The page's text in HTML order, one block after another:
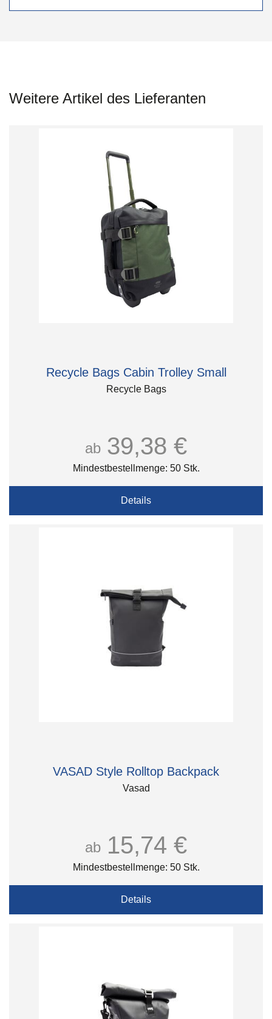
Weitere Artikel des Lieferanten
Recycle Bags Cabin Trolley Small
Recycle Bags
ab 39,38 €
Mindestbestellmenge: 50 Stk.
Details
VASAD Style Rolltop Backpack
Vasad
ab 15,74 €
Mindestbestellmenge: 50 Stk.
Details